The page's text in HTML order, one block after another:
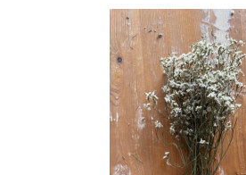
Precioso ramo de flores secas en tonos
perfectos para crear un ambiente